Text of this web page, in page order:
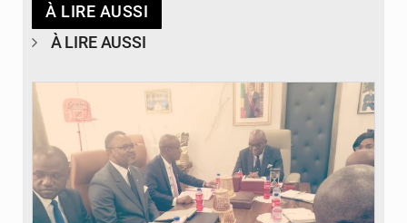
À LIRE AUSSI
À LIRE AUSSI